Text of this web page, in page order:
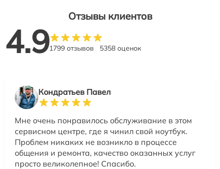
Отзывы клиентов
4.91799 отзывов 5358 оценок
Кондратьев Павел
Мне очень понравилось обслуживание в этом
сервисном центре, где я чинил свой ноутбук.
Проблем никаких не возникло в процессе
общения и ремонта, качество оказанных услуг
просто великолепное! Спасибо.